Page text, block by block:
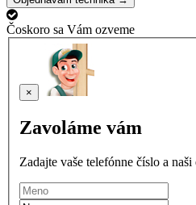
Čoskoro sa Vám ozveme
×
Zavoláme vám
Zadajte vaše telefónne číslo a